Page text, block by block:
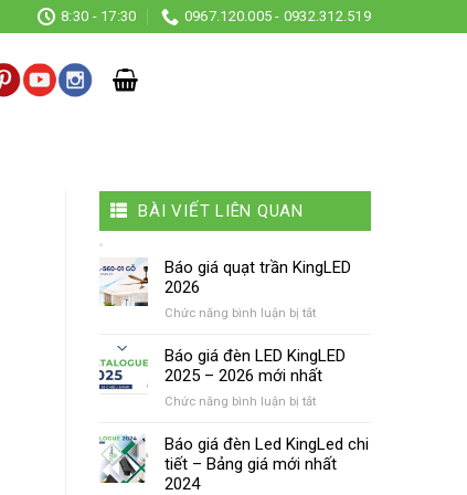
8:30 - 17:30 0967.120.005 - 0932.312.519
BÀI VIẾT LIÊN QUAN
Báo giá quạt trần KingLED
2026
Chức năng bình luận bị tắtở
giá
quạt
KingLED
Báo giá đèn LED KingLED
2025 – 2026 mới nhất
Chức năng bình luận bị tắtở
giá
đèn
LED
Báo giá đèn Led KingLed chi
tiết – Bảng giá mới nhất
2024